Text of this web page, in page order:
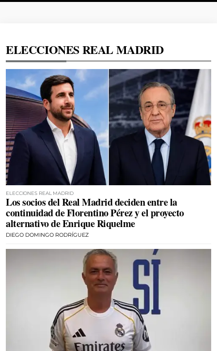
ELECCIONES REAL MADRID
ELECCIONES REAL MADRID
Los socios del Real Madrid deciden entre la
continuidad de Florentino Pérez y el proyecto
alternativo de Enrique Riquelme
DIEGO DOMINGO RODRÍGUEZ